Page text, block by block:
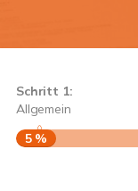
Schritt 1:
Allgemein
5 %